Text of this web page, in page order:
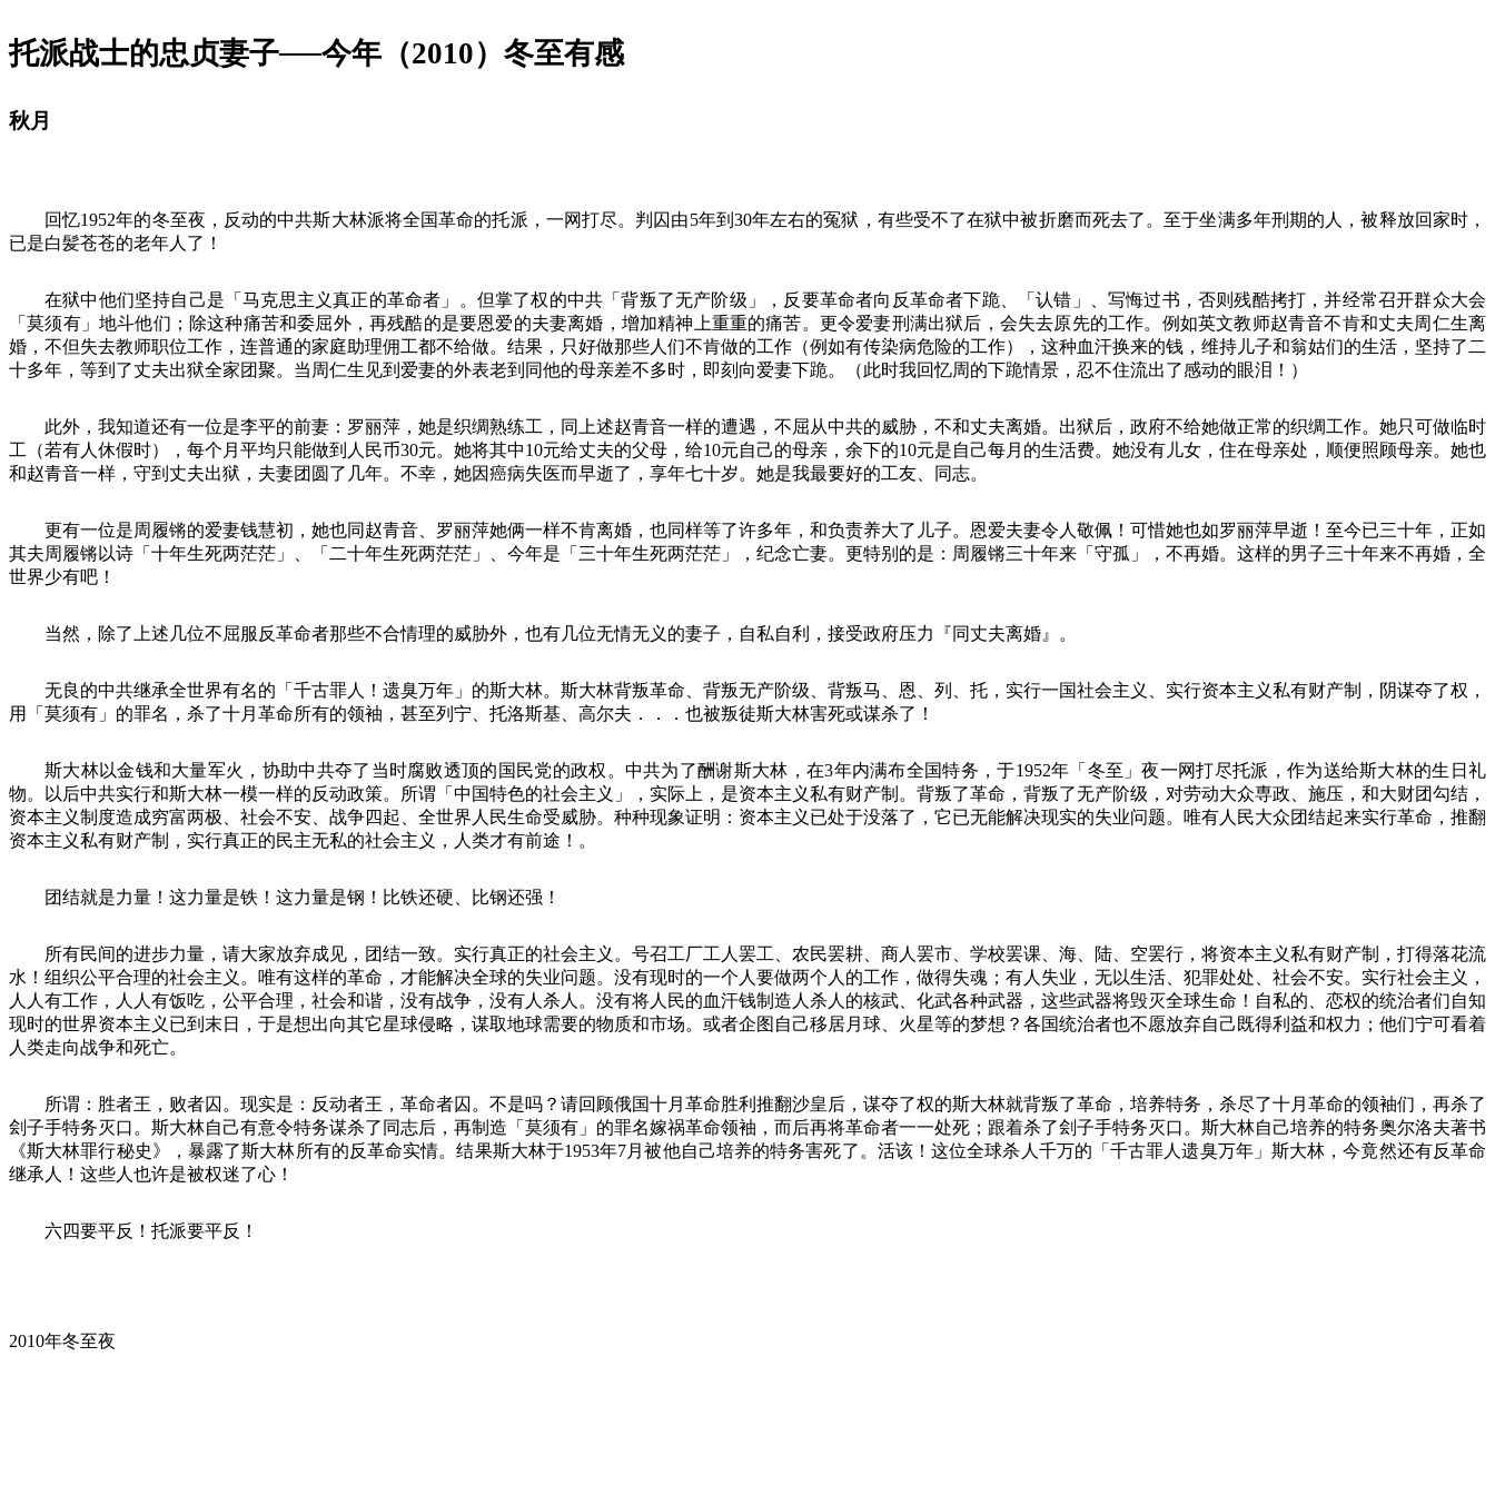
托派战士的忠贞妻子──今年（2010）冬至有感
秋月
回忆1952年的冬至夜，反动的中共斯大林派将全国革命的托派，一网打尽。判囚由5年到 30年左右的冤狱，有些受不了在狱中被折磨而死去了。至于坐满多年刑期的人，被释放回家时，
已是白髪苍苍的老年人了！
在狱中他们坚持自己是「马克思主义真正的革命者」。但掌了权的中共「背叛了无产阶级」，反要革命者向反革命者下跪、「认错」、写悔过书，否则残酷拷打，并经常召开群众大会
「莫须有」地斗他们；除这种痛苦和委屈外，再残酷的是要恩爱的夫妻离婚，增加精神上重重的痛苦。更令爱妻刑满出狱后，会失去原先的工作。例如英文教师赵青音不肯和丈夫周仁生离
婚，不但失去教师职位工作，连普通的家庭助理佣工都不给做。结果，只好做那些人们不肯做的工作（例如有传染病危险的工作），这种血汗换来的钱，维持儿子和翁姑们的生活，坚持了二
十多年，等到了丈夫出狱全家团聚。当周仁生见到爱妻的外表老到同他的母亲差不多时，即刻向爱妻下跪。（此时我回忆周的下跪情景，忍不住流出了感动的眼泪！）
此外，我知道还有一位是李平的前妻：罗丽萍，她是织绸熟练工，同上述赵青音一样的遭遇，不屈从中共的威胁，不和丈夫离婚。出狱后，政府不给她做正常的织绸工作。她只可做临时
工（若有人休假时），每个月平均只能做到人民币30元。她将其中10元给丈夫的父母，给10元自己的母亲，余下的10元是自己每月的生活费。她没有儿女，住在母亲处，顺便照顾母亲。她也
和赵青音一样，守到丈夫出狱，夫妻团圆了几年。不幸，她因癌病失医而早逝了，享年七十岁。她是我最要好的工友、同志。
更有一位是周履锵的爱妻钱慧初，她也同赵青音、罗丽萍她俩一样不肯离婚，也同样等了许多年，和负责养大了儿子。恩爱夫妻令人敬佩！可惜她也如罗丽萍早逝！至今已三十年，正如
其夫周履锵以诗「十年生死两茫茫」、「二十年生死两茫茫」、今年是「三十年生死两茫茫」，纪念亡妻。更特别的是：周履锵三十年来「守孤」，不再婚。这样的男子三十年来不再婚，全
世界少有吧！
当然，除了上述几位不屈服反革命者那些不合情理的威胁外，也有几位无情无义的妻子，自私自利，接受政府压力『同丈夫离婚』。
无良的中共继承全世界有名的「千古罪人！遗臭万年」的斯大林。斯大林背叛革命、背叛无产阶级、背叛马、恩、列、托，实行一国社会主义、实行资本主义私有财产制，阴谋夺了权，
用「莫须有」的罪名，杀了十月革命所有的领袖，甚至列宁、托洛斯基、高尔夫．．．也被叛徒斯大林害死或谋杀了！
斯大林以金钱和大量军火，协助中共夺了当时腐败透顶的国民党的政权。中共为了酬谢斯大林，在3年内满布全国特务，于1952年「冬至」夜一网打尽托派，作为送给斯大林的生日礼
物。以后中共实行和斯大林一模一样的反动政策。所谓「中国特色的社会主义」，实际上，是资本主义私有财产制。背叛了革命，背叛了无产阶级，对劳动大众専政、施压，和大财团勾结，
资本主义制度造成穷富两极、社会不安、战争四起、全世界人民生命受威胁。种种现象证明：资本主义已处于没落了，它已无能解决现实的失业问题。唯有人民大众团结起来实行革命，推翻
资本主义私有财产制，实行真正的民主无私的社会主义，人类才有前途！。
团结就是力量！这力量是铁！这力量是钢！比铁还硬、比钢还强！
所有民间的进步力量，请大家放弃成见，团结一致。实行真正的社会主义。号召工厂工人罢工、农民罢耕、商人罢市、学校罢课、海、陆、空罢行，将资本主义私有财产制，打得落花流
水！组织公平合理的社会主义。唯有这样的革命，才能解决全球的失业问题。没有现时的一个人要做两个人的工作，做得失魂；有人失业，无以生活、犯罪处处、社会不安。实行社会主义，
人人有工作，人人有饭吃，公平合理，社会和谐，没有战争，没有人杀人。没有将人民的血汗钱制造人杀人的核武、化武各种武器，这些武器将毁灭全球生命！自私的、恋权的统治者们自知
现时的世界资本主义已到末日，于是想出向其它星球侵略，谋取地球需要的物质和市场。或者企图自己移居月球、火星等的梦想？各国统治者也不愿放弃自己既得利益和权力；他们宁可看着
人类走向战争和死亡。
所谓：胜者王，败者囚。现实是：反动者王，革命者囚。不是吗？请回顾俄国十月革命胜利推翻沙皇后，谋夺了权的斯大林就背叛了革命，培养特务，杀尽了十月革命的领袖们，再杀了
刽子手特务灭口。斯大林自己有意令特务谋杀了同志后，再制造「莫须有」的罪名嫁祸革命领袖，而后再将革命者一一处死；跟着杀了刽子手特务灭口。斯大林自己培养的特务奥尔洛夫著书
《斯大林罪行秘史》，暴露了斯大林所有的反革命实情。结果斯大林于1953年7月被他自己培养的特务害死了。活该！这位全球杀人千万的「千古罪人遗臭万年」斯大林，今竟然还有反革命
继承人！这些人也许是被权迷了心！
六四要平反！托派要平反！
2010年冬至夜